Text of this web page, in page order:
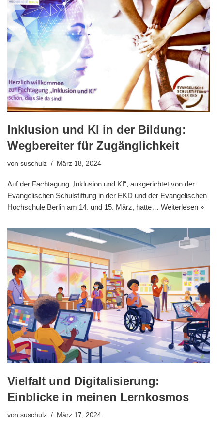
Inklusion und KI in der Bildung:
Wegbereiter für Zugänglichkeit
von suschulz März 18, 2024
Auf der Fachtagung „Inklusion und KI“, ausgerichtet von der
Evangelischen Schulstiftung in der EKD und der Evangelischen
Hochschule Berlin am 14. und 15. März, hatte… Weiterlesen »
Vielfalt und Digitalisierung:
Einblicke in meinen Lernkosmos
von suschulz März 17, 2024